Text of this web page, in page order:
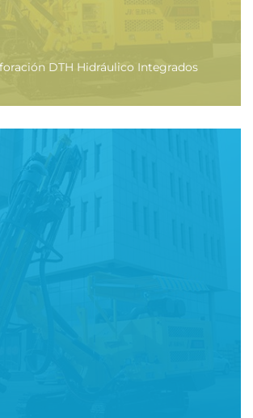
DTH Hidráulico Integrados